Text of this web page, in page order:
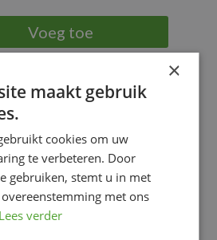
Voeg toe
×
maakt gebruik
cookies om uw
te verbeteren. Door
gebruiken, stemt u in met
met ons
Lees verder